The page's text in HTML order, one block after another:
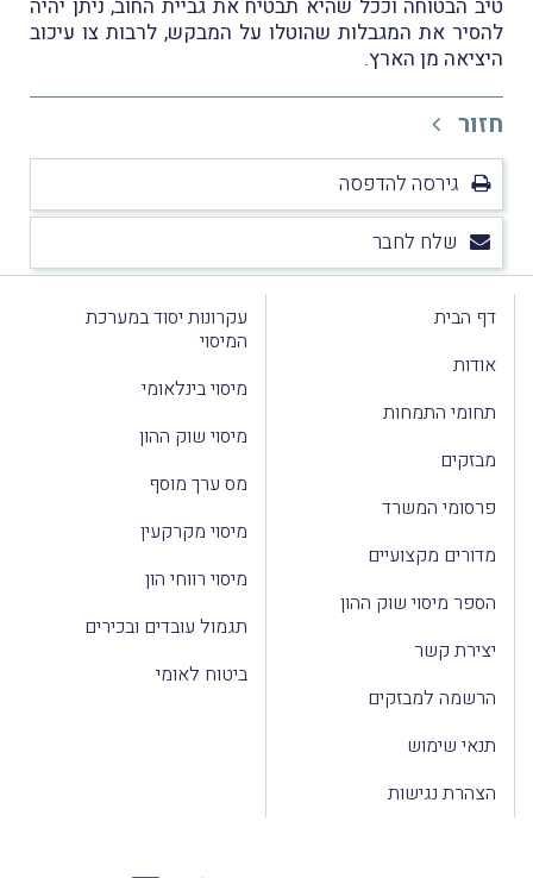
טיב הבטוחה וככל שהיא תבטיח את גביית החוב, ניתן יהיה
להסיר את המגבלות שהוטלו על המבקש, לרבות צו עיכוב
היציאה מן הארץ.
חזור
גירסה להדפסה
שלח לחבר
דף הבית
אודות
תחומי התמחות
מבזקים
פרסומי המשרד
מדורים מקצועיים
הספר מיסוי שוק ההון
יצירת קשר
הרשמה למבזקים
תנאי שימוש
הצהרת נגישות
עקרונות יסוד במערכת
המיסוי
מיסוי בינלאומי
מיסוי שוק ההון
מס ערך מוסף
מיסוי מקרקעין
מיסוי רווחי הון
תגמול עובדים ובכירים
ביטוח לאומי